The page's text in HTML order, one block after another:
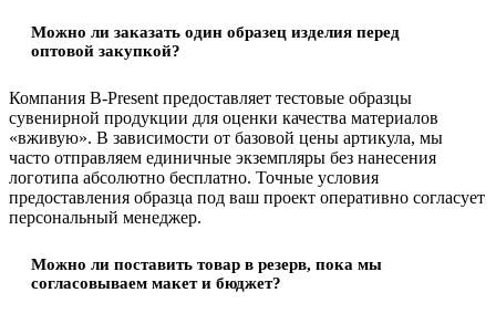
Можно ли заказать один образец изделия перед
оптовой закупкой?
Компания B-Present предоставляет тестовые образцы
сувенирной продукции для оценки качества материалов
«вживую». В зависимости от базовой цены артикула, мы
часто отправляем единичные экземпляры без нанесения
логотипа абсолютно бесплатно. Точные условия
предоставления образца под ваш проект оперативно согласует
персональный менеджер.
Можно ли поставить товар в резерв, пока мы
согласовываем макет и бюджет?